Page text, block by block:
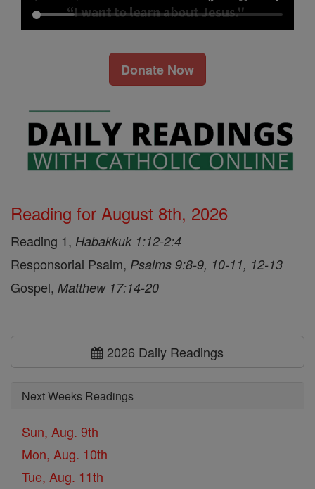
Donate Now
Reading for August 8th, 2026
Reading 1, Habakkuk 1:12-2:4
Responsorial Psalm, Psalms 9:8-9, 10-11, 12-13
Gospel, Matthew 17:14-20
2026 Daily Readings
Next Weeks Readings
Sun, Aug. 9th
Mon, Aug. 10th
Tue, Aug. 11th